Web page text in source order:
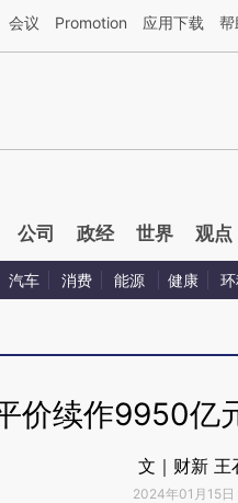
会议 Promotion 应用下载 帮
公司 政经 世界 观点
汽车 消费 能源 健康
价续作9950亿
文｜财新 王
2024年01月15日